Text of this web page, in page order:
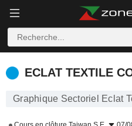
ECLAT TEXTILE CO., LTD.
ECLAT TEXTILE
Graphique Sectoriel Eclat